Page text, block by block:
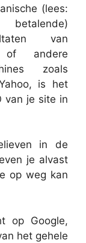
(lees:
van
of andere
zoals
is het
van je site in
in de
je alvast
op weg kan
op Google,
het gehele